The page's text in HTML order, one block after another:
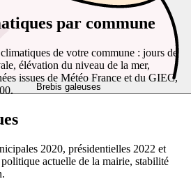
Brebis galeuses
par commune
de votre commune : jours de
élévation du niveau de la mer,
issues de Météo France et du GIEC,
2020, présidentielles 2022 et
actuelle de la mairie, stabilité